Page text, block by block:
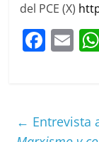
del PCE (X)
F
b
E
← Entrevista